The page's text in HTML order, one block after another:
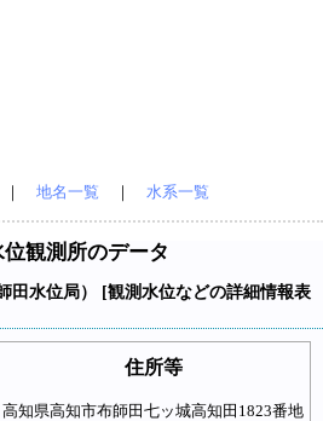
地名一覧 ｜ 水系一覧
観測所のデータ
田水位局） [観測水位などの詳細情報表
住所等
高知県高知市布師田七ッ城高知田1823番地